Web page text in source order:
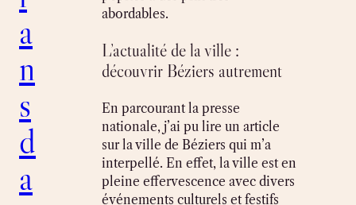
a
n
s
d
a
abordables.
L’actualité de la ville :
découvrir Béziers autrement
En parcourant la presse
nationale, j’ai pu lire un article
sur la ville de Béziers qui m’a
interpellé. En effet, la ville est en
pleine effervescence avec divers
événements culturels et festifs